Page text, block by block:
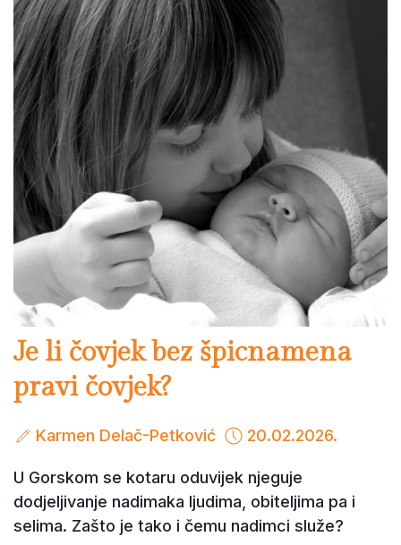
Je li čovjek bez špicnamena
pravi čovjek?
Karmen Delač-Petković 20.02.2026.
U Gorskom se kotaru oduvijek njeguje
dodjeljivanje nadimaka ljudima, obiteljima pa i
selima. Zašto je tako i čemu nadimci služe?